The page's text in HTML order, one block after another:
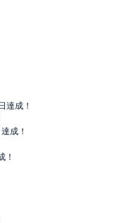
達成！
成！
！